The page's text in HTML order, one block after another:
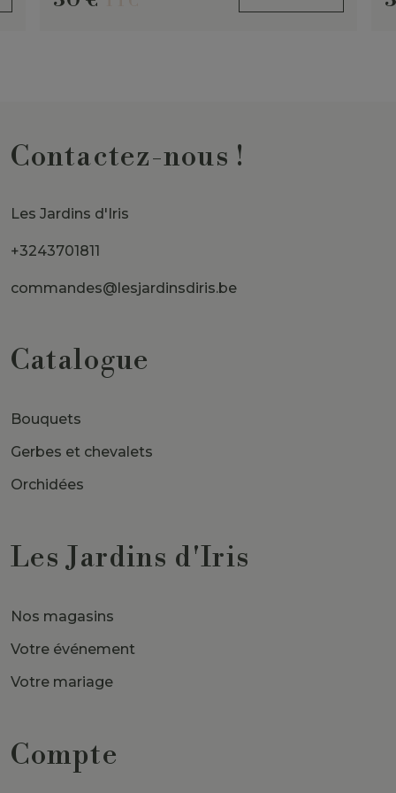
Contactez-nous !
Les Jardins d'Iris
+3243701811
commandes@lesjardinsdiris.be
Catalogue
Bouquets
Gerbes et chevalets
Orchidées
Les Jardins d'Iris
Nos magasins
Votre événement
Votre mariage
Compte